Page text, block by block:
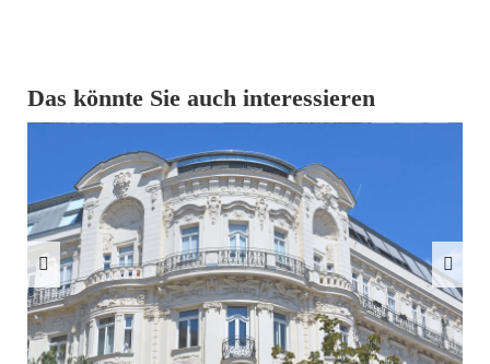
Das könnte Sie auch interessieren